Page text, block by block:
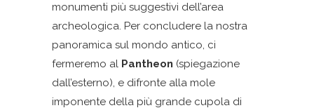
monumenti più suggestivi dell’area
archeologica. Per concludere la nostra
panoramica sul mondo antico, ci
fermeremo al Pantheon (spiegazione
dall’esterno), e difronte alla mole
imponente della più grande cupola di